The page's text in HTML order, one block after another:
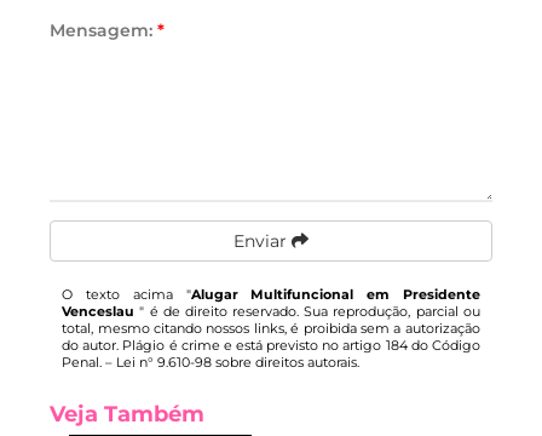
Mensagem:*
Enviar
O texto acima "Alugar Multifuncional em Presidente
Venceslau" é de direito reservado. Sua reprodução, parcial ou
total, mesmo citando nossos links, é proibida sem a autorização
do autor. Plágio é crime e está previsto no artigo 184 do Código
Penal. – Lei n° 9.610-98 sobre direitos autorais.
Veja Também